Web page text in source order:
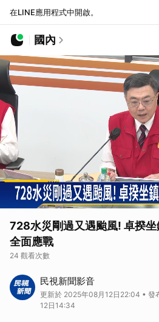
在LINE應用程式中開啟。
國內
728水災剛過又遇颱風! 卓揆
全面應戰
24 觀看次數
政治中心／林靜、談駿豪 新北報導 颱風
遭逢丹娜斯颱風及728水災，許多地方還沒
侵襲，讓行政院團隊繃緊神經，今（12號
到災害應變中心視察，指示各單位務必隨
民視新聞影音
更新於 2025年08月12日22:04 • 發
12日14:34